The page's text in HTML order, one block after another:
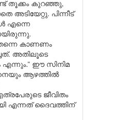
തൂക്കം കുറഞ്ഞു,
അടിയേറ്റു. പിന്നീട്
എന്നെ
കാണണം
അതിലൂടെ
എന്നും.” ഈ സിനിമ
ആഴത്തിൽ
ജീവിതം
എന്നത് ദൈവത്തിന്